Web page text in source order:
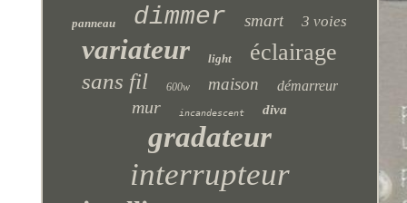
panneau dimmer smart 3 voies
variateur light éclairage
sans fil 600w maison démarreur
mur incandescent diva
gradateur
interrupteur